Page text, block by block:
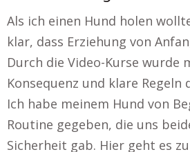
Als ich einen Hund holen
klar, dass Erziehung von
Durch die Video-Kurse wurde
Konsequenz und klare Regeln
Ich habe meinem Hund von
Routine gegeben, die uns
Sicherheit gab. Hier geht es